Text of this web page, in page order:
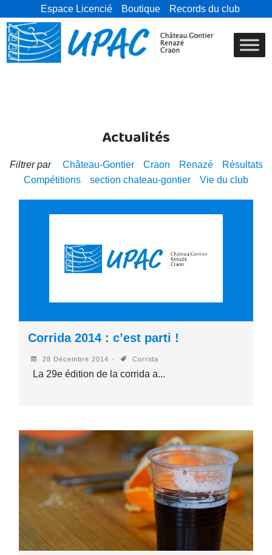
Espace Licencié Boutique Records du club
Actualités
Filtrer par Château-Gontier Craon Renazé
Résultats
Compétitions
section chateau-gontier Vie du club
Corrida 2014 : c’est parti !
28 Décembre 2014 Corrida
La 29e édition de la corrida a...